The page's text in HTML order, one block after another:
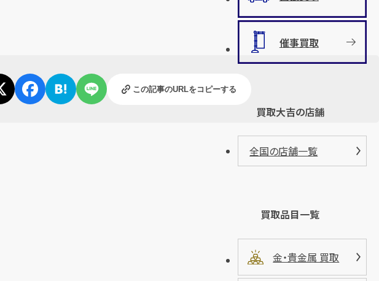
この記事のURLをコピーする
催事買取
買取大吉の店舗
全国の店舗一覧
買取品目一覧
金・貴金属 買取